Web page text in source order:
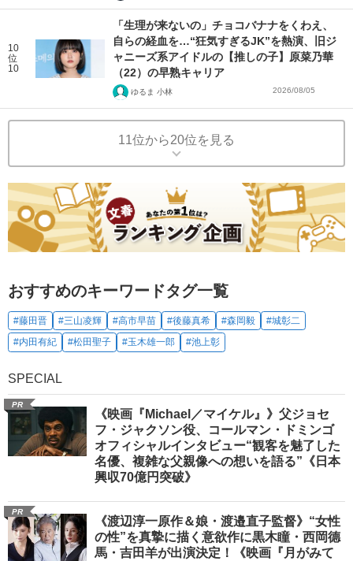
10
位
10
「生理が来ないの」チョコバナナをくわえ、
自らの経血を…“狂気すぎるJK”を熱演、旧ジ
ャニーズ系アイドルの【推しの子】原菜乃華
（22）の早熟キャリア
ゆるま 小林 2026/08/05
11位から20位を見る
おすすめのキーワードタグ一覧
#藤田晋 #三山凌輝 #高市早苗 #後藤真希 #森岡毅
#城彰二
#内田有紀
#松田聖子 #玉木雄一郎 #池上彰
SPECIAL
PR
《映画『Michael／マイケル』》父ジョセ
フ・ジャクソン役、コールマン・ドミンゴ
オフィシャルインタビュー“観客を魅了した
名優、複雑な父親像への想いを語る”《日本
興収70億円突破》
PR
《渡辺淳一原作＆娘・渡邉直子監督》“女性
の性”を真摯に描く意欲作に黒木瞳・西岡德
馬・吉田羊が出演決定！《映画『月がみて